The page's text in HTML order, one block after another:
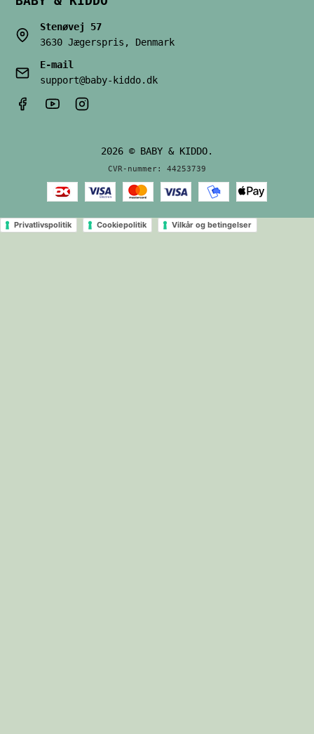
Stenøvej 57
3630 Jægerspris, Denmark
E-mail
support@baby-kiddo.dk
2026 © BABY & KIDDO.
CVR-nummer: 44253739
Privatlivspolitik Cookiepolitik Vilkår og betingelser